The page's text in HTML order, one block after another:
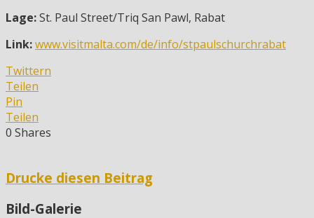
Lage:St. Paul Street/Triq San Pawl, Rabat
Link:www.visitmalta.com/de/info/stpaulschurchrabat
Twittern
Teilen
Pin
Teilen
0 Shares
Drucke diesen Beitrag
Bild-Galerie